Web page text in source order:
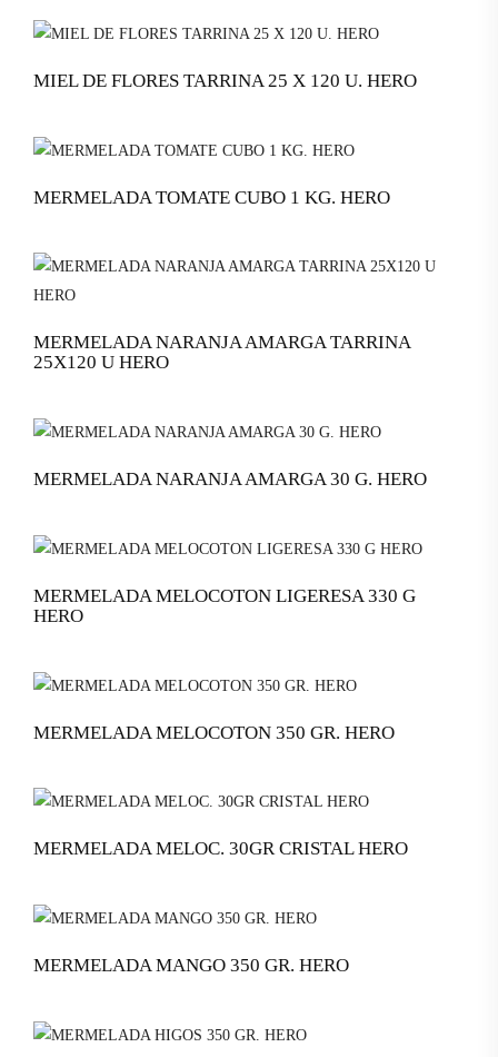
MIEL DE FLORES TARRINA 25 X 120 U. HERO
MERMELADA TOMATE CUBO 1 KG. HERO
MERMELADA NARANJA AMARGA TARRINA
25X120 U HERO
MERMELADA NARANJA AMARGA 30 G. HERO
MERMELADA MELOCOTON LIGERESA 330 G
HERO
MERMELADA MELOCOTON 350 GR. HERO
MERMELADA MELOC. 30GR CRISTAL HERO
MERMELADA MANGO 350 GR. HERO